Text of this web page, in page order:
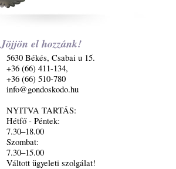
Jöjjön el hozzánk!
5630 Békés, Csabai u 15.
+36 (66) 411-134,
+36 (66) 510-780
info@gondoskodo.hu
NYITVA TARTÁS:
Hétfő - Péntek:
7.30–18.00
Szombat:
7.30–15.00
Váltott ügyeleti szolgálat!